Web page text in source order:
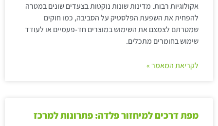
אקולוגיות רבות. מדינות שונות נוקטות בצעדים שונים במטרה
להפחית את השפעת הפלסטיק על הסביבה, כמו חוקים
שמטרתם לצמצם את השימוש במוצרים חד-פעמיים או לעודד
שימוש בחומרים מתכלים.
לקריאת המאמר »
מפת דרכים למיחזור פלדה: פתרונות למרכז